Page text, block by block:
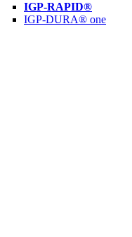
IGP-RAPID®
IGP-DURA® one